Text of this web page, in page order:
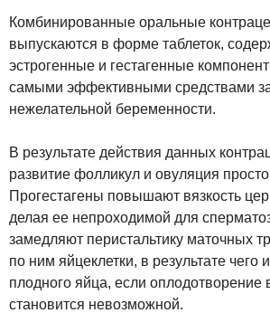
Комбинированные оральные
выпускаются в форме таблеток,
эстрогенные и гестагенные
самыми эффективными средствами
нежелательной беременности.
В результате действия данных
развитие фолликул и овуляция
Прогестагены повышают вязкость
делая ее непроходимой для
замедляют перистальтику маточных
по ним яйцеклетки, в результате чего
плодного яйца, если оплодотворение
становится невозможной.